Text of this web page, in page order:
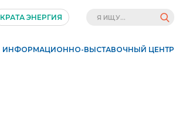
КРАТА ЭНЕРГИЯ
ИНФОРМАЦИОННО-ВЫСТАВОЧНЫЙ ЦЕНТР